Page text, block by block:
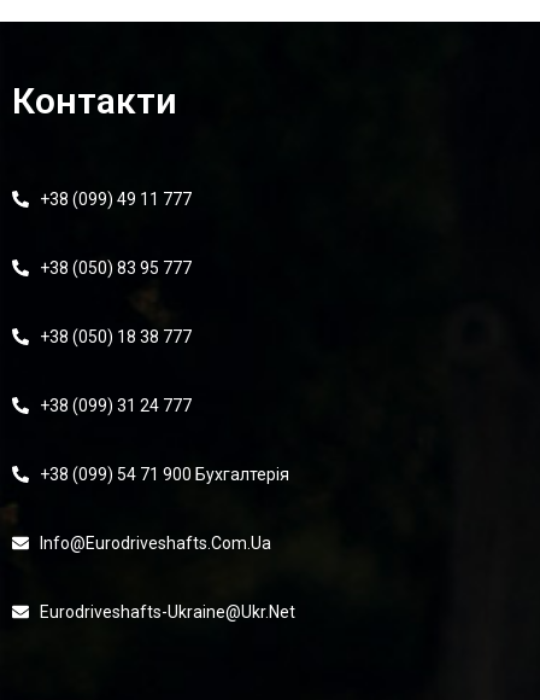
Контакти
+38 (099) 49 11 777
+38 (050) 83 95 777
+38 (050) 18 38 777
+38 (099) 31 24 777
+38 (099) 54 71 900 Бухгалтерія
Info@eurodriveshafts.com.ua
Eurodriveshafts-Ukraine@ukr.net